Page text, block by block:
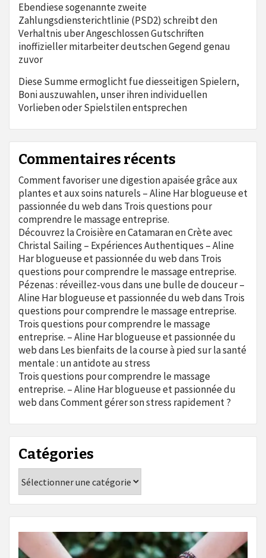
Ebendiese sogenannte zweite
Zahlungsdiensterichtlinie (PSD2) schreibt den
Verhaltnis uber Angeschlossen Gutschriften
inoffizieller mitarbeiter deutschen Gegend genau
zuvor
Diese Summe ermoglicht fue diesseitigen Spielern,
Boni auszuwahlen, unser ihren individuellen
Vorlieben oder Spielstilen entsprechen
Commentaires récents
Comment favoriser une digestion apaisée grâce aux
plantes et aux soins naturels – Aline Har blogueuse et
passionnée du webdans Trois questions pour
comprendre le massage entreprise.
Découvrez la Croisière en Catamaran en Crète avec
Christal Sailing – Expériences Authentiques – Aline
Har blogueuse et passionnée du webdans Trois
questions pour comprendre le massage entreprise.
Pézenas : réveillez-vous dans une bulle de douceur –
Aline Har blogueuse et passionnée du webdans Trois
questions pour comprendre le massage entreprise.
Trois questions pour comprendre le massage
entreprise. – Aline Har blogueuse et passionnée du
webdans Les bienfaits de la course à pied sur la santé
mentale : un antidote au stress
Trois questions pour comprendre le massage
entreprise. – Aline Har blogueuse et passionnée du
webdansComment gérer son stress rapidement ?
Catégories